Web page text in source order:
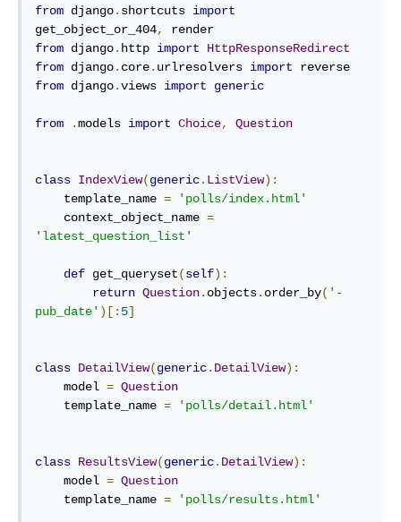
from django. shortcuts import
get_object_or_404,
from django. http import
HttpResponseRedirect
from django. core. urlresolvers import
from django.views import generic
from .models import Choice, Question
class IndexView(generic. ListView) :
    template_name
=
'polls/index.html'
    context_object_name
=
'latest_question_list'
def get_queryset(self) :
return Question. objects. order_by( '-
pub_date' )[: 5]
class DetailView(generic. DetailView) :
    model
= Question
    template_name
= 'polls/detail.html'
class ResultsView(generic. DetailView) :
    model
= Question
    template_name
= 'polls/results.html'